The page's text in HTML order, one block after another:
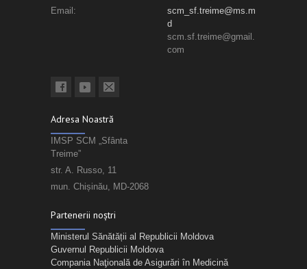
Email:
scm_sf.treime@ms.m
d
scm.sf.treime@gmail.
com
Adresa Noastră
IMSP SCM „Sfânta
Treime”
str. A. Russo, 11
mun. Chișinău, MD-2068
Partenerii noștri
Ministerul Sănătății al Republicii Moldova
Guvernul Republicii Moldova
Compania Naţională de Asigurări în Medicină